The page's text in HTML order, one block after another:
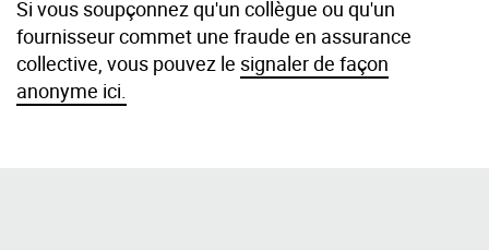
Si vous remarquez quelque chose de suspect,
avisez votre assureur.
Si vous soupçonnez qu'un collègue ou qu'un
fournisseur commet une fraude en assurance
collective, vous pouvez le signaler de façon
anonyme ici.